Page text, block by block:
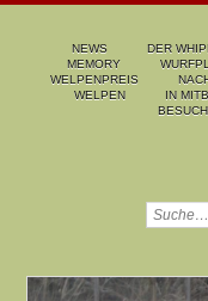
NEWS DER
MEMORY
WELPENPREIS
WELPEN
IN